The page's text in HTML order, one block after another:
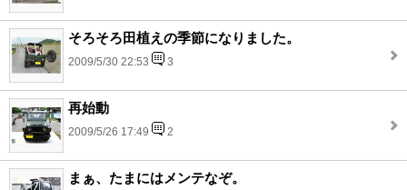
そろそろ田植えの季節になりました。
2009/5/30 22:53 3
再始動
2009/5/26 17:49 2
まぁ、たまにはメンテなぞ。